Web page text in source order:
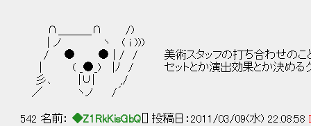
∩＿＿＿∩ /)
| ノ ヽ ( i )))
/ ● ● | / / 美術スタッフの打ち合わせのこと
| ( _●_) |ﾉ / セットとか演出効果とか決めるク
彡､ |∪| ,/
／ ヽノ /´
542 名前： ◆Z1RkKisGbQ [] 投稿日：2011/03/09(水) 22:08:58